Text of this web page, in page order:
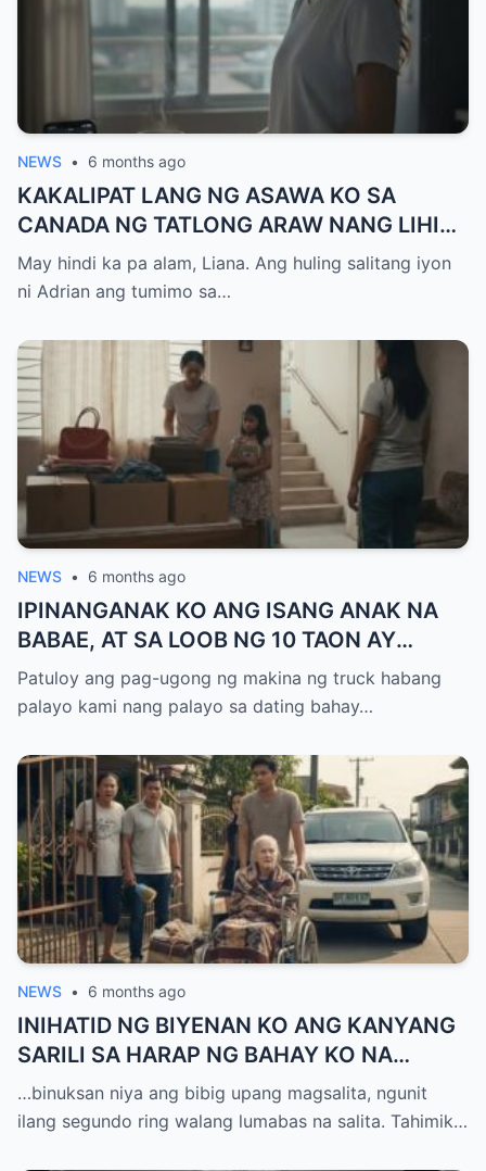
NEWS • 6 months ago
KAKALIPAT LANG NG ASAWA KO SA
CANADA NG TATLONG ARAW NANG LIHIM
NIYANG GALAWIN ANG PINAGSAMANG
IPON NAMIN INILIPAT KO ANG LAHAT NG
PISO SA ACCOUNT PERO ANG TAWAG NA
IYON SA GABI ANG NAGPAUNAWA SA
AKIN… HINDI PA AKO ANG NANANALO.
May hindi ka pa alam, Liana. Ang huling salitang iyon
ni Adrian ang tumimo sa…
NEWS • 6 months ago
IPINANGANAK KO ANG ISANG ANAK NA
BABAE, AT SA LOOB NG 10 TAON AY
TINALIKURAN KAMI NG PAMILYA NG
ASAWA KO… NGAYONG SILA’Y TUMANDA
KO: PAUWIIN ANG SARILI KONG INA O
TANGGAPIN SILA SA AMING BAHAY
KINABUKASAN, BINUKSAN ANG PINTO…
PERO WALA NA KAMI.
Patuloy ang pag-ugong ng makina ng truck habang
palayo kami nang palayo sa dating bahay…
NEWS • 6 months ago
INIHATID NG BIYENAN KO ANG KANYANG
SARILI SA HARAP NG BAHAY KO NA
NAKA-WHEELCHAIR APATNAPUNG
MILYON ANG IBINIGAY SA BUNSONG
…binuksan niya ang bibig upang magsalita, ngunit
ilang segundo ring walang lumabas na salita. Tahimik…